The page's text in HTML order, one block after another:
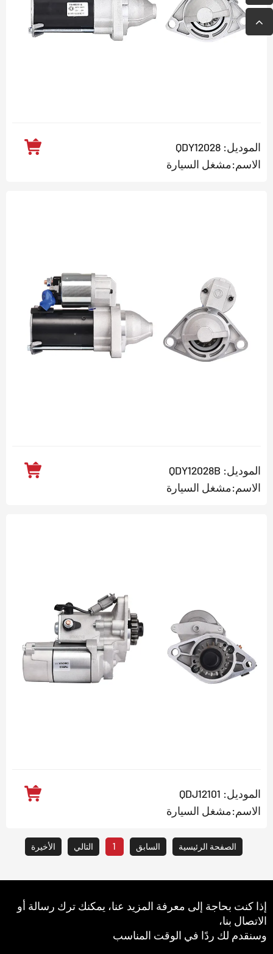
الموديل: QDY12028
الاسم:مشغل السيارة
الموديل: QDY12028B
الاسم:مشغل السيارة
الموديل: QDJ12101
الاسم:مشغل السيارة
الصفحة الرئيسية السابق 1 التالي الأخيرة
إذا كنت بحاجة إلى معرفة المزيد عنا، يمكنك ترك رسالة أو
الاتصال بنا،
وسنقدم لك ردًا في الوقت المناسب